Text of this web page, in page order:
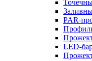
PAR-
LED-